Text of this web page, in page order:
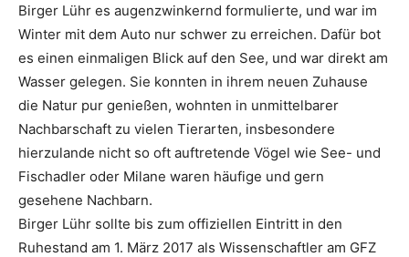
Birger Lühr es augenzwinkernd formulierte, und war im
Winter mit dem Auto nur schwer zu erreichen. Dafür bot
es einen einmaligen Blick auf den See, und war direkt am
Wasser gelegen. Sie konnten in ihrem neuen Zuhause
die Natur pur genießen, wohnten in unmittelbarer
Nachbarschaft zu vielen Tierarten, insbesondere
hierzulande nicht so oft auftretende Vögel wie See- und
Fischadler oder Milane waren häufige und gern
gesehene Nachbarn.
Birger Lühr sollte bis zum offiziellen Eintritt in den
Ruhestand am 1. März 2017 als Wissenschaftler am GFZ